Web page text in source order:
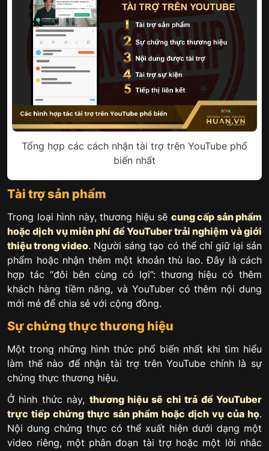
Tổng hợp các cách nhận tài trợ trên YouTube phổ
biến nhất
Tài trợ sản phẩm
Trong loại hình này, thương hiệu sẽ cung cấp sản phẩm
hoặc dịch vụ miễn phí để YouTuber trải nghiệm và giới
thiệu trong video. Người sáng tạo có thể chỉ giữ lại sản
phẩm hoặc nhận thêm một khoản thù lao. Đây là cách
hợp tác “đôi bên cùng có lợi”: thương hiệu có thêm
khách hàng tiềm năng, và YouTuber có thêm nội dung
mới mẻ để chia sẻ với cộng đồng.
Sự chứng thực thương hiệu
Một trong những hình thức phổ biến nhất khi tìm hiểu
làm thế nào để nhận tài trợ trên YouTube chính là sự
chứng thực thương hiệu.
Ở hình thức này, thương hiệu sẽ chi trả để YouTuber
trực tiếp chứng thực sản phẩm hoặc dịch vụ của họ.
Nội dung chứng thực có thể xuất hiện dưới dạng một
video riêng, một phân đoạn tài trợ hoặc một lời nhắc